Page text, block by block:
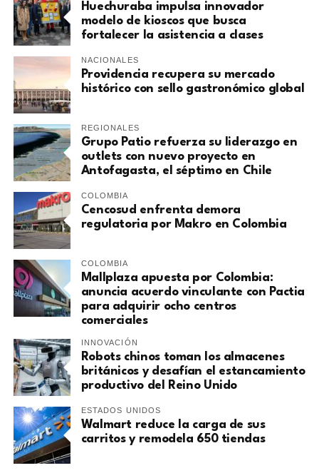
Huechuraba impulsa innovador
modelo de kioscos que busca
fortalecer la asistencia a clases
NACIONALES
Providencia recupera su mercado
histórico con sello gastronómico global
REGIONALES
Grupo Patio refuerza su liderazgo en
outlets con nuevo proyecto en
Antofagasta, el séptimo en Chile
COLOMBIA
Cencosud enfrenta demora
regulatoria por Makro en Colombia
COLOMBIA
Mallplaza apuesta por Colombia:
anuncia acuerdo vinculante con Pactia
para adquirir ocho centros
comerciales
INNOVACIÓN
Robots chinos toman los almacenes
británicos y desafían el estancamiento
productivo del Reino Unido
ESTADOS UNIDOS
Walmart reduce la carga de sus
carritos y remodela 650 tiendas